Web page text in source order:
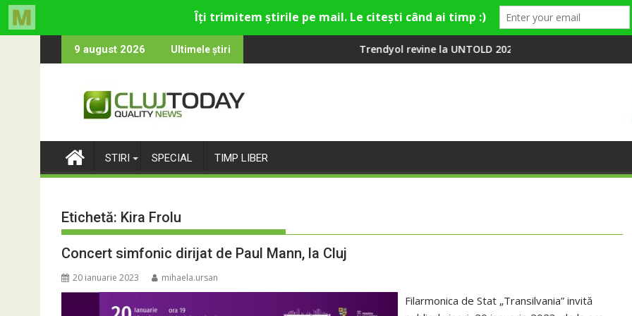
to
9 august 2026 Ultimele știri
catolică din Cluj
care rămân: Almost Still Trendyol revine la UNTOLD 2026: Colecții capsulă lansate cu Gina,
Peste 100 000
STIRI SPECIAL TIMP LIBER
Etichetă: Kira Frolu
Concert simfonic dirijat de Paul Mann, la Cluj
20 ianuarie 2023 mihaela.ursan
Filarmonica de Stat „Transilvania” invită